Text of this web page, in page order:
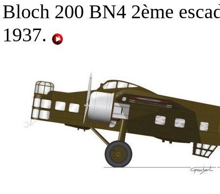
Bloch 200 BN4 2ème
1937.